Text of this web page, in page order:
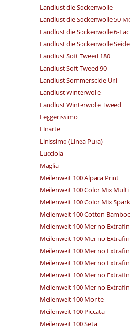
Landlust die Sockenwolle
Landlust die Sockenwolle 50
Landlust die Sockenwolle 6-
Landlust die Sockenwolle Seide
Landlust Soft Tweed 180
Landlust Soft Tweed 90
Landlust Sommerseide Uni
Landlust Winterwolle
Landlust Winterwolle Tweed
Leggerissimo
Linarte
Linissimo (Linea Pura)
Lucciola
Maglia
Meilenweit 100 Alpaca Print
Meilenweit 100 Color Mix Multi
Meilenweit 100 Color Mix
Meilenweit 100 Cotton Bamboo
Meilenweit 100 Merino
Meilenweit 100 Merino
Meilenweit 100 Merino
Meilenweit 100 Merino
Meilenweit 100 Merino
Meilenweit 100 Merino
Meilenweit 100 Monte
Meilenweit 100 Piccata
Meilenweit 100 Seta